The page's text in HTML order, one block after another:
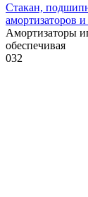
Стакан,
амортизаторов
Амортизаторы
обеспечивая
032